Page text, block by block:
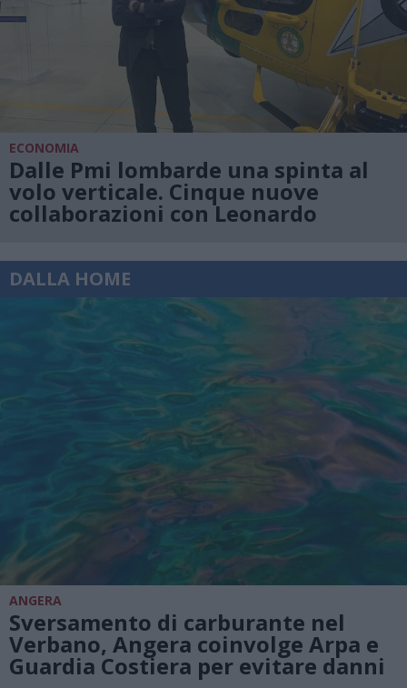
ECONOMIA
Dalle Pmi lombarde una spinta al
volo verticale. Cinque nuove
collaborazioni con Leonardo
DALLA HOME
ANGERA
Sversamento di carburante nel
Verbano, Angera coinvolge Arpa e
Guardia Costiera per evitare danni